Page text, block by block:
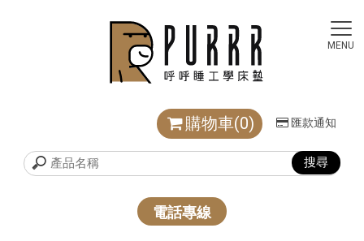
購物車(0) 匯款通知
電話專線